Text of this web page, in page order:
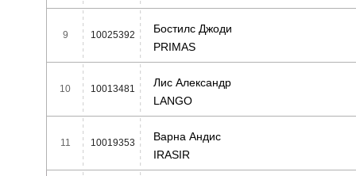
9 10025392
Бостилс Джоди
PRIMAS
10 10013481
Лис Александр
LANGO
11 10019353
Варна Андис
IRASIR